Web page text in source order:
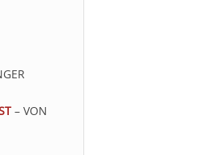
– VON